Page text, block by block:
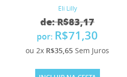
Eli Lilly
de: R$83,17
por: R$71,30
ou 2x R$35,65 Sem Juros